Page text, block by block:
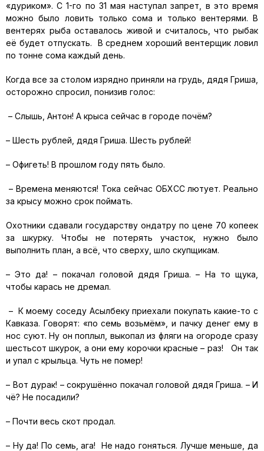
«дуриком». С 1-го по 31 мая наступал запрет, в это время
можно было ловить только сома и только вентерями. В
вентерях рыба оставалось живой и считалось, что рыбак
её будет отпускать. В среднем хороший вентерщик ловил
по тонне сома каждый день.
Когда все за столом изрядно приняли на грудь, дядя Гриша,
осторожно спросил, понизив голос:
– Слышь, Антон! А крыса сейчас в городе почём?
– Шесть рублей, дядя Гриша. Шесть рублей!
– Офигеть! В прошлом году пять было.
– Времена меняются! Тока сейчас ОБХСС лютует. Реально
за крысу можно срок поймать.
Охотники сдавали государству ондатру по цене 70 копеек
за шкурку. Чтобы не потерять участок, нужно было
выполнить план, а всё, что сверху, шло скупщикам.
– Это да! – покачал головой дядя Гриша. – На то щука,
чтобы карась не дремал.
– К моему соседу Асылбеку приехали покупать какие-то с
Кавказа. Говорят: «по семь возьмём», и пачку денег ему в
нос суют. Ну он поплыл, выкопал из фляги на огороде сразу
шестьсот шкурок, а они ему корочки красные – раз! Он так
и упал с крыльца. Чуть не помер!
– Вот дурак! – сокрушённо покачал головой дядя Гриша. – И
чё? Не посадили?
– Почти весь скот продал.
– Ну да! По семь, ага! Не надо гоняться. Лучше меньше, да